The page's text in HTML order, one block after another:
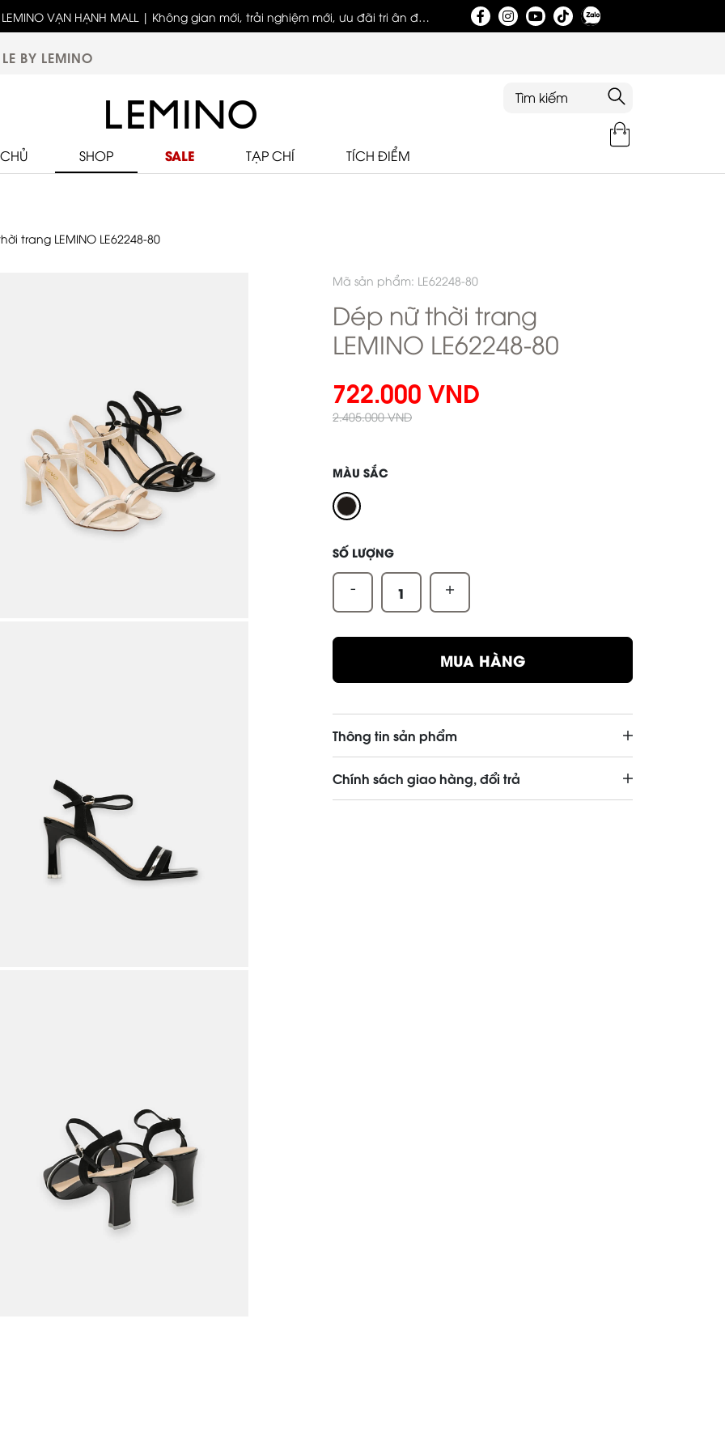
LEMINO VẠN HẠNH MALL | Không gian mới, trải nghiệm mới, ưu đãi tri ân đặc
biệt
Bốn thế hệ - Một tinh thần thời trang cùng LEMINO Tri ân khách hàng nhân dịp khai trương showroom
BY LEMINO
SHOP SALE TẠP CHÍ TÍCH ĐIỂM
trang LEMINO LE62248-80
Mã sản phẩm: LE62248-80
Dép nữ thời trang
LEMINO LE62248-80
722.000 VND
2.405.000 VND
MÀU SẮC
SỐ LƯỢNG
- +
MUA HÀNG
Thông tin sản phẩm
Chính sách giao hàng, đổi trả